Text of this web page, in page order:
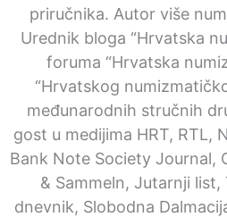
priručnika. Autor više
Urednik bloga “Hrvatska
foruma “Hrvatska
“Hrvatskog
međunarodnih stručnih
gost u medijima HRT, RTL,
Bank Note Society Journal,
& Sammeln, Jutarnji
dnevnik, Slobodna